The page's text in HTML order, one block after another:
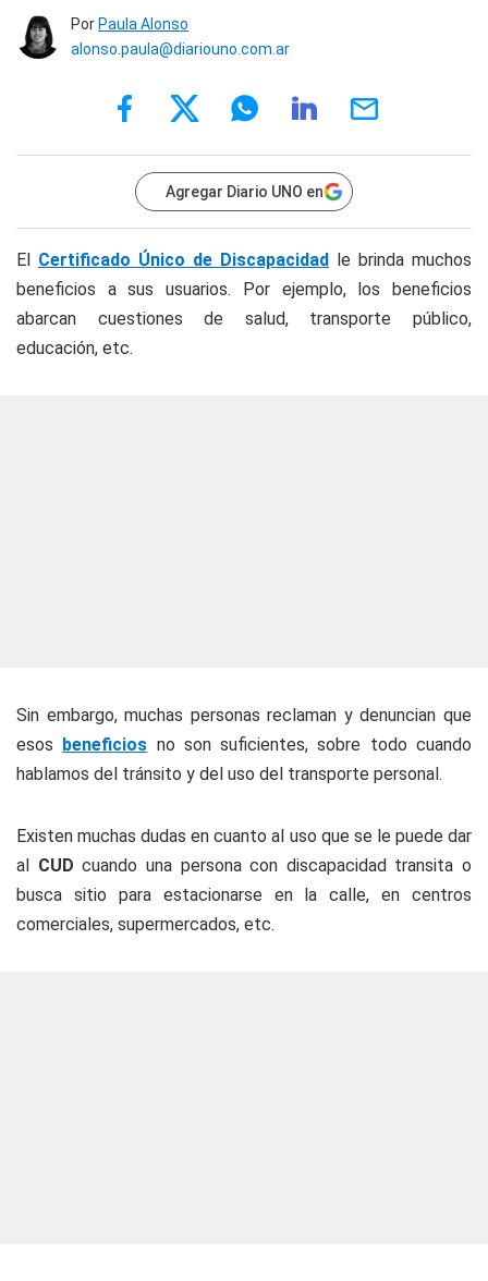
Por Paula Alonso
alonso.paula@diariouno.com.ar
Agregar Diario UNO en
El Certificado Único de Discapacidad le brinda muchos
beneficios a sus usuarios. Por ejemplo, los beneficios
abarcan cuestiones de salud, transporte público,
educación, etc.
Sin embargo, muchas personas reclaman y denuncian que
esos beneficios no son suficientes, sobre todo cuando
hablamos del tránsito y del uso del transporte personal.
Existen muchas dudas en cuanto al uso que se le puede dar
al CUD cuando una persona con discapacidad transita o
busca sitio para estacionarse en la calle, en centros
comerciales, supermercados, etc.